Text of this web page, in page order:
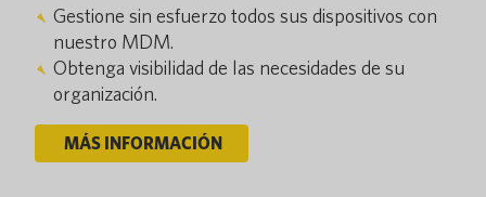
Gestione sin esfuerzo todos sus dispositivos con
nuestro MDM.
Obtenga visibilidad de las necesidades de su
organización.
MÁS INFORMACIÓN